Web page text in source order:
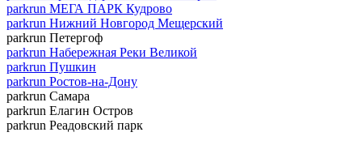
parkrun МЕГА ПАРК Кудрово
parkrun Нижний Новгород Мещерский
parkrun Петергоф
parkrun Набережная Реки Великой
parkrun Пушкин
parkrun Ростов-на-Дону
parkrun Самара
parkrun Елагин Остров
parkrun Реадовский парк